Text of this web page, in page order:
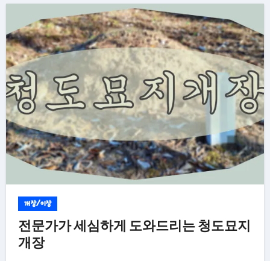
개장/이장
전문가가 세심하게 도와드리는 청도묘지
개장